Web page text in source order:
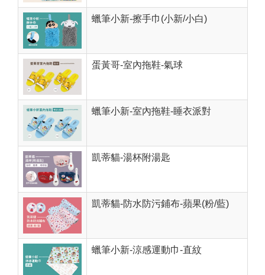
蠟筆小新-擦手巾(小新/小白)
蛋黃哥-室內拖鞋-氣球
蠟筆小新-室內拖鞋-睡衣派對
凱蒂貓-湯杯附湯匙
凱蒂貓-防水防污鋪布-蘋果(粉/藍)
蠟筆小新-涼感運動巾-直紋